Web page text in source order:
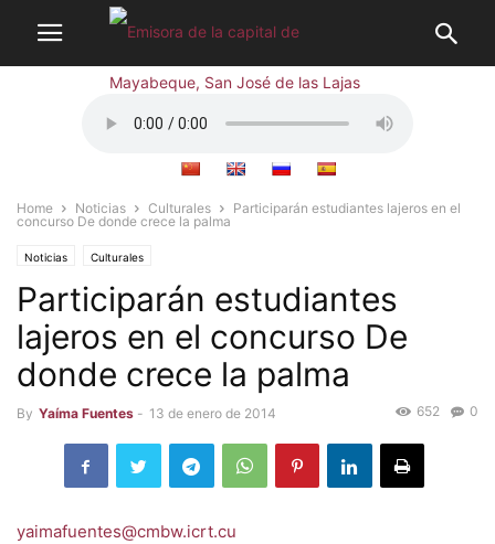
Home Noticias Culturales
Participarán estudiantes lajeros en el
concurso De donde crece la palma
Noticias Culturales
Participarán estudiantes
lajeros en el concurso De
donde crece la palma
By Yaíma Fuentes - 13 de enero de 2014 0
652
yaimafuentes@cmbw.icrt.cu